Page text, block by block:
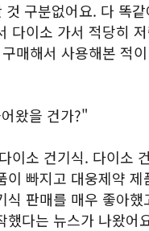
것 구분없어요. 다 똑
다이소 가서 적당히
매해서 사용해본 적
왔을 건가?"
이소 건기식. 다이소
이 빠지고 대웅제약
식 판매를 매우 좋아
했다는 뉴스가 나왔